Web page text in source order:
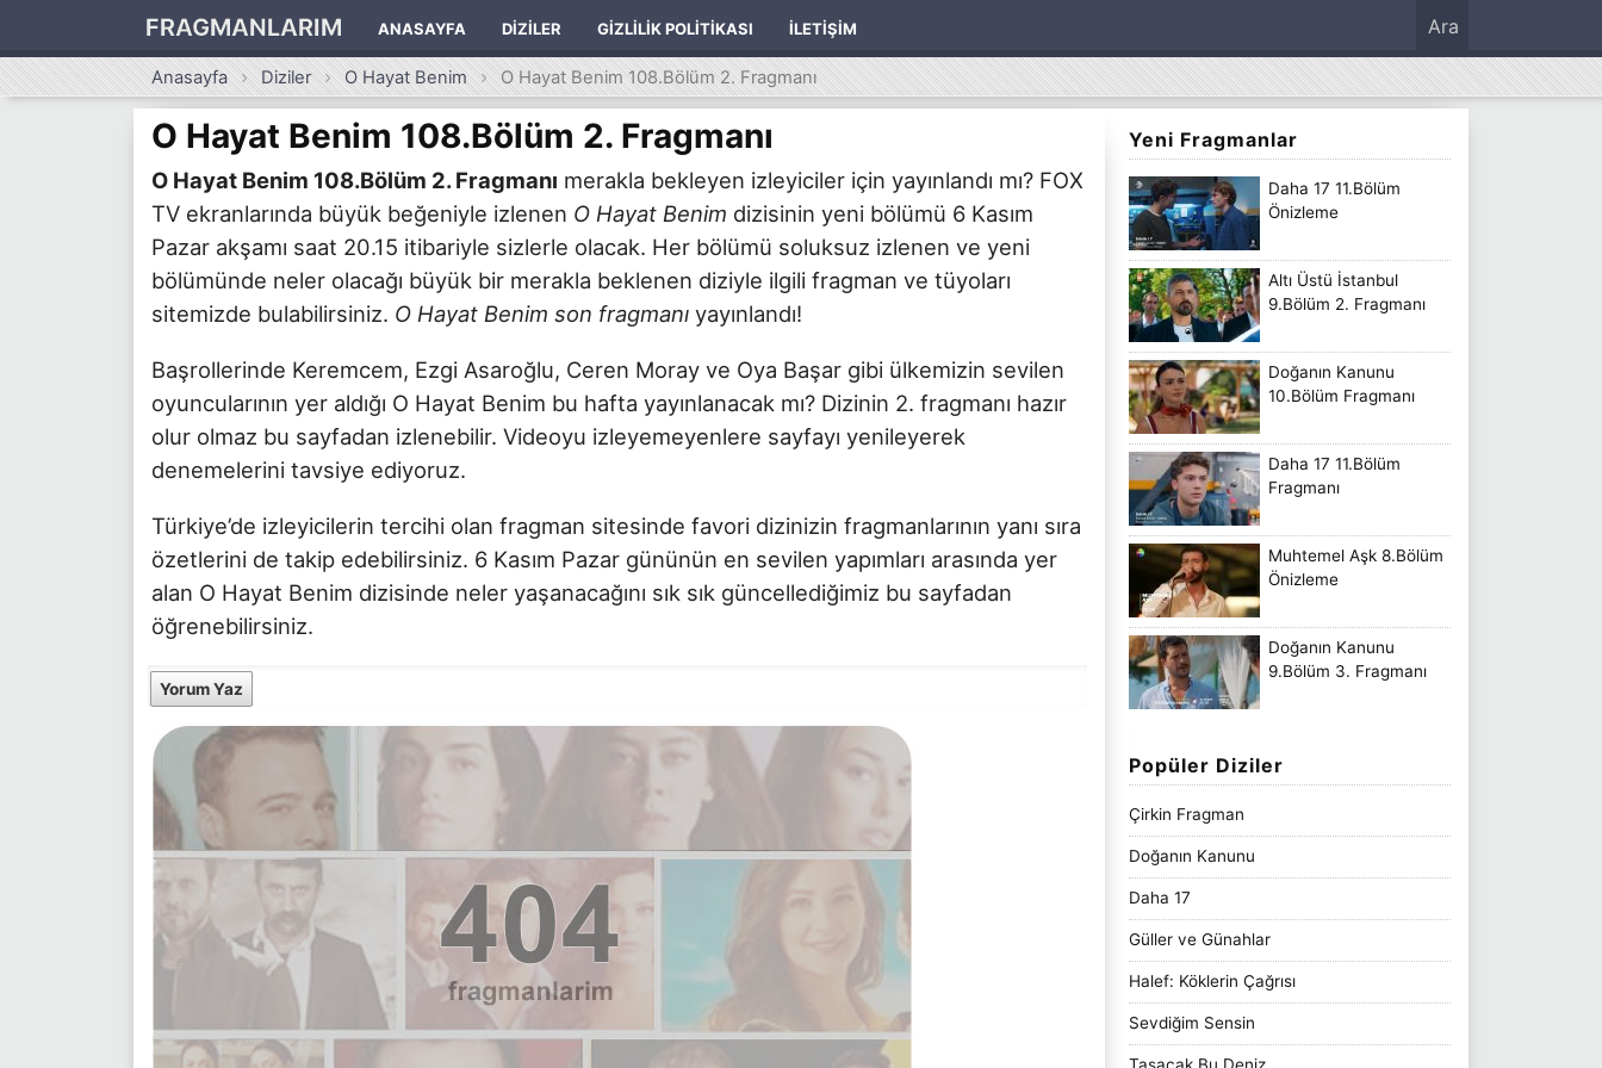
FRAGMANLARIM ANASAYFA DIZILER GIZLILIK POLITIKASI İLETIŞIM Ara
Anasayfa Diziler O Hayat Benim O Hayat Benim 108.Bölüm 2. Fragmanı
O Hayat Benim 108.Bölüm 2. Fragmanı
O Hayat Benim 108.Bölüm 2. Fragmanı merakla bekleyen izleyiciler için yayınlandı mı? FOX
TV ekranlarında büyük beğeniyle izlenen O Hayat Benim dizisinin yeni bölümü 6 Kasım
Pazar akşamı saat 20.15 itibariyle sizlerle olacak. Her bölümü soluksuz izlenen ve yeni
bölümünde neler olacağı büyük bir merakla beklenen diziyle ilgili fragman ve tüyoları
sitemizde bulabilirsiniz. O Hayat Benim son fragmanı yayınlandı!
Başrollerinde Keremcem, Ezgi Asaroğlu, Ceren Moray ve Oya Başar gibi ülkemizin sevilen
oyuncularının yer aldığı O Hayat Benim bu hafta yayınlanacak mı? Dizinin 2. fragmanı hazır
olur olmaz bu sayfadan izlenebilir. Videoyu izleyemeyenlere sayfayı yenileyerek
denemelerini tavsiye ediyoruz.
Türkiye’de izleyicilerin tercihi olan fragman sitesinde favori dizinizin fragmanlarının yanı sıra
özetlerini de takip edebilirsiniz. 6 Kasım Pazar gününün en sevilen yapımları arasında yer
alan O Hayat Benim dizisinde neler yaşanacağını sık sık güncellediğimiz bu sayfadan
öğrenebilirsiniz.
Yorum Yaz
Yeni Fragmanlar
Daha 17 11.Bölüm
Önizleme
Altı Üstü İstanbul
9.Bölüm 2. Fragmanı
Doğanın Kanunu
10.Bölüm Fragmanı
Daha 17 11.Bölüm
Fragmanı
Muhtemel Aşk 8.Bölüm
Önizleme
Doğanın Kanunu
9.Bölüm 3. Fragmanı
Popüler Diziler
Çirkin Fragman
Doğanın Kanunu
Daha 17
Güller ve Günahlar
Halef: Köklerin Çağrısı
Sevdiğim Sensin
Taşacak Bu Deniz